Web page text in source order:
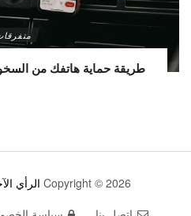
طريقة حماية هاتفك من
Copyright © 2026 الرأي